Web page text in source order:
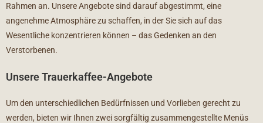
Rahmen an. Unsere Angebote sind darauf abgestimmt, eine
angenehme Atmosphäre zu schaffen, in der Sie sich auf das
Wesentliche konzentrieren können – das Gedenken an den
Verstorbenen.
Unsere Trauerkaffee-Angebote
Um den unterschiedlichen Bedürfnissen und Vorlieben gerecht zu
werden, bieten wir Ihnen zwei sorgfältig zusammengestellte Menüs